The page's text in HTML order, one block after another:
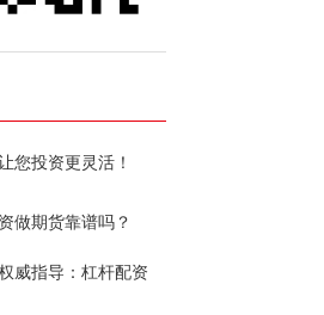
您投资更灵活！
做期货靠谱吗？
威指导：杠杆配资